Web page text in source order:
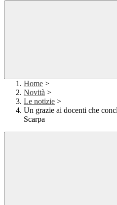
Home >
Novità >
Le notizie >
Un grazie ai docenti che
Scarpa